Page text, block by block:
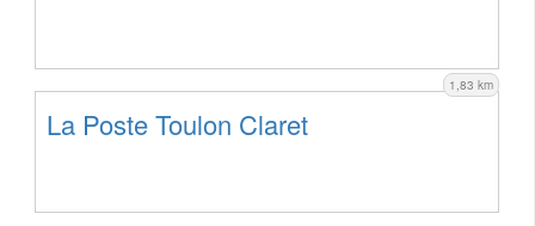
1,83 km
La Poste Toulon Claret